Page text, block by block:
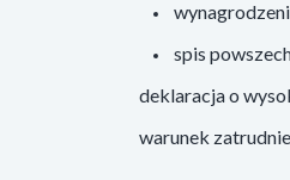
spis
deklaracja o
warunek